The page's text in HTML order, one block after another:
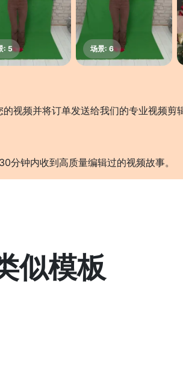
的视频并将订单发送给我们的专业视频剪
分钟内收到高质量编辑过的视频故事。
似模板